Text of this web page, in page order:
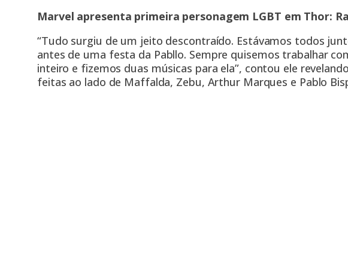
Marvel apresenta primeira personagem LGBT em Thor:
“Tudo surgiu de um jeito descontraído. Estávamos todos
antes de uma festa da Pabllo. Sempre quisemos trabalhar
inteiro e fizemos duas músicas para ela”, contou ele
feitas ao lado de Maffalda, Zebu, Arthur Marques e Pablo